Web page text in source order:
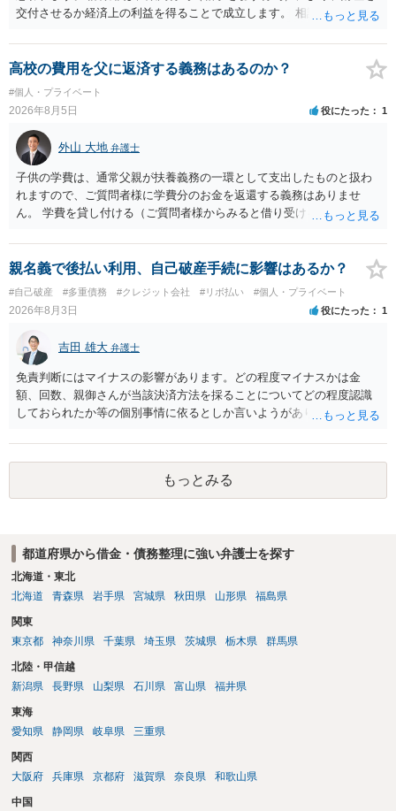
交付させるか経済上の利益を得ることで成立します。 相談者さんは、
ので、詐欺罪の実行行為性が無く罪に問うことはできません。 おそら
く、相手が真実を話せば警察も取り合わないと思いますが、虚偽の内
容を述べた場合は、捜査はあるかもしれません。 ただし、捜査におい
て、真実を説明すれば、「ちゃんと返しなさいよ」程度の注意で済む
ことだと思われます。 また、返せるお金が無いのであれば、返せない
のは致し方ありません。真摯に分割して支払うことを相手に告げてい
くのみでしょう。 以上、ご参考まで。
高校の費用を父に返済する義務はあるのか？
#個人・プライベート
2026年8月5日 役にたった 1
外山 大地 弁護士
子供の学費は、通常父親が扶養義務の一環として支出したものと扱わ
れますので、ご質問者様に学費分のお金を返還する義務はありませ
ん。 学費を貸し付ける（ご質問者様からみると借り受ける）といった
ょう。
親名義で後払い利用、自己破産手続に影響はあるか？
#自己破産 #多重債務 #クレジット会社 #リボ払い #個人・プライベート
2026年8月3日 役にたった 1
吉田 雄大 弁護士
免責判断にはマイナスの影響があります。どの程度マイナスかは金
額、回数、親御さんが当該決済方法を採ることについてどの程度認識
しておられたか等の個別事情に依るとしか言いようがありません。 と
なって相談し、善後策を考えることをお勧めします。
もっとみる
都道府県から借金・債務整理に強い弁護士を探す
北海道・東北
北海道
青森県 岩手県 宮城県 秋田県 山形県 福島県
関東
東京都
神奈川県 千葉県 埼玉県 茨城県 栃木県 群馬県
北陸・甲信越
新潟県
長野県 山梨県 石川県 富山県 福井県
東海
愛知県
静岡県 岐阜県 三重県
関西
大阪府
兵庫県 京都府 滋賀県 奈良県 和歌山県
中国